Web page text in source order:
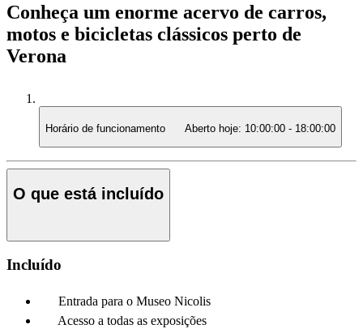
Conheça um enorme acervo de carros,
motos e bicicletas clássicos perto de
Verona
Horário de funcionamento Aberto hoje: 10:00:00 - 18:00:00
O que está incluído
Incluído
Entrada para o Museo Nicolis
Acesso a todas as exposições